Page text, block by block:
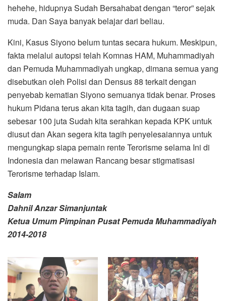
hehehe, hidupnya Sudah Bersahabat dengan “teror” sejak
muda. Dan Saya banyak belajar dari beliau.
Kini, Kasus Siyono belum tuntas secara hukum. Meskipun,
fakta melalui autopsi telah Komnas HAM, Muhammadiyah
dan Pemuda Muhammadiyah ungkap, dimana semua yang
disebutkan oleh Polisi dan Densus 88 terkait dengan
penyebab kematian Siyono semuanya tidak benar. Proses
hukum Pidana terus akan kita tagih, dan dugaan suap
sebesar 100 juta Sudah kita serahkan kepada KPK untuk
diusut dan Akan segera kita tagih penyelesaiannya untuk
mengungkap siapa pemain rente Terorisme selama Ini di
Indonesia dan melawan Rancang besar stigmatisasi
Terorisme terhadap Islam.
Salam
Dahnil Anzar Simanjuntak
Ketua Umum Pimpinan Pusat Pemuda Muhammadiyah
2014-2018